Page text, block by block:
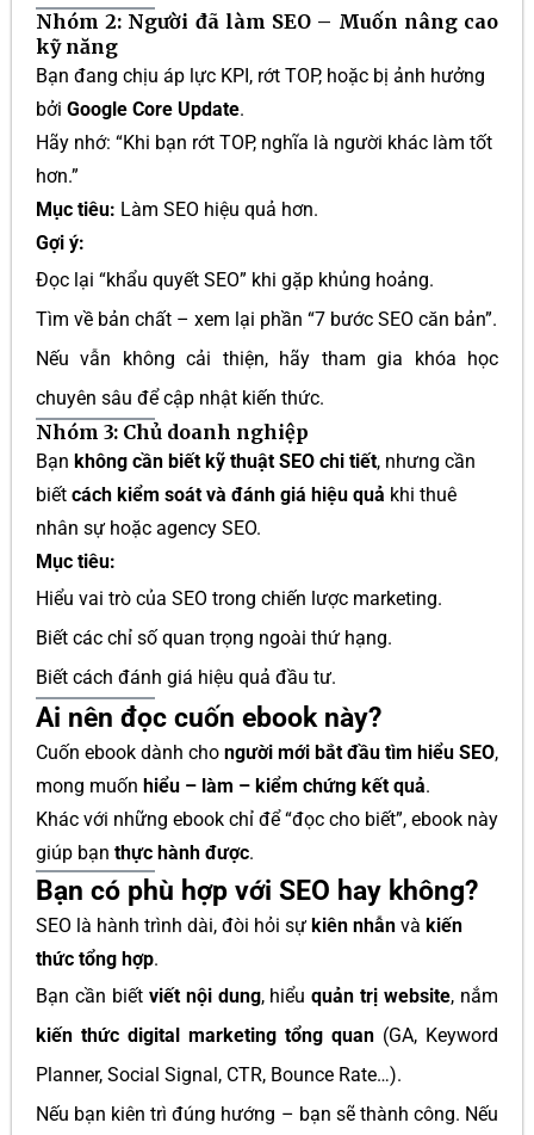
Nhóm 2: Người đã làm SEO – Muốn nâng cao
kỹ năng
Bạn đang chịu áp lực KPI, rớt TOP, hoặc bị ảnh hưởng
bởi Google Core Update.
Hãy nhớ: “Khi bạn rớt TOP, nghĩa là người khác làm tốt
hơn.”
Mục tiêu: Làm SEO hiệu quả hơn.
Gợi ý:
Đọc lại “khẩu quyết SEO” khi gặp khủng hoảng.
Tìm về bản chất – xem lại phần “7 bước SEO căn bản”.
Nếu vẫn không cải thiện, hãy tham gia khóa học
chuyên sâu để cập nhật kiến thức.
Nhóm 3: Chủ doanh nghiệp
Bạn không cần biết kỹ thuật SEO chi tiết, nhưng cần
biết cách kiểm soát và đánh giá hiệu quả khi thuê
nhân sự hoặc agency SEO.
Mục tiêu:
Hiểu vai trò của SEO trong chiến lược marketing.
Biết các chỉ số quan trọng ngoài thứ hạng.
Biết cách đánh giá hiệu quả đầu tư.
Ai nên đọc cuốn ebook này?
Cuốn ebook dành cho người mới bắt đầu tìm hiểu SEO,
mong muốn hiểu – làm – kiểm chứng kết quả.
Khác với những ebook chỉ để “đọc cho biết”, ebook này
giúp bạn thực hành được.
Bạn có phù hợp với SEO hay không?
SEO là hành trình dài, đòi hỏi sự kiên nhẫn và kiến
thức tổng hợp.
Bạn cần biết viết nội dung, hiểuquản trị website, nắm
kiến thức digital marketing tổng quan (GA, Keyword
Planner, Social Signal, CTR, Bounce Rate…).
Nếu bạn kiên trì đúng hướng – bạn sẽ thành công. Nếu